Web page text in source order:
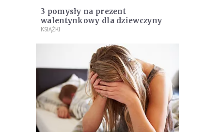
3 pomysły na prezent
walentynkowy dla dziewczyny
KSIĄŻKI